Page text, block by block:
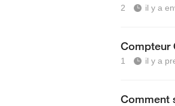
2 il y a
Compteur
1 il y a
Comment